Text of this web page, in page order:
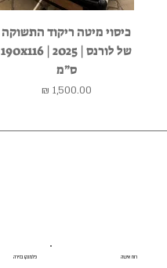
כיסוי מיטה ריקוד התשוקה
של לורנס | 2025 | 190x116
ס״מ
מחיר
רוח אישה פלמנקו בזירה